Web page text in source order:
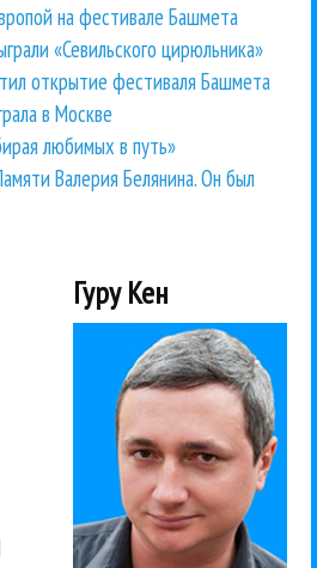
на фестивале Башмета
«Севильского цирюльника»
открытие фестиваля Башмета
в Москве
любимых в путь»
Валерия Белянина. Он был
Гуру Кен